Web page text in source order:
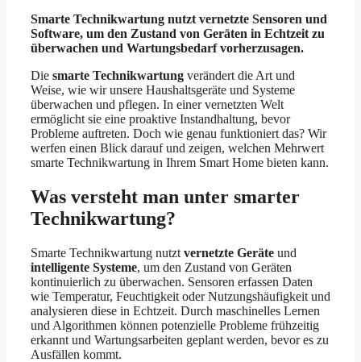
Smarte Technikwartung nutzt vernetzte Sensoren und
Software, um den Zustand von Geräten in Echtzeit zu
überwachen und Wartungsbedarf vorherzusagen.
Die smarte Technikwartung verändert die Art und
Weise, wie wir unsere Haushaltsgeräte und Systeme
überwachen und pflegen. In einer vernetzten Welt
ermöglicht sie eine proaktive Instandhaltung, bevor
Probleme auftreten. Doch wie genau funktioniert das? Wir
werfen einen Blick darauf und zeigen, welchen Mehrwert
smarte Technikwartung in Ihrem Smart Home bieten kann.
Was versteht man unter smarter
Technikwartung?
Smarte Technikwartung nutzt vernetzte Geräte und
intelligente Systeme, um den Zustand von Geräten
kontinuierlich zu überwachen. Sensoren erfassen Daten
wie Temperatur, Feuchtigkeit oder Nutzungshäufigkeit und
analysieren diese in Echtzeit. Durch maschinelles Lernen
und Algorithmen können potenzielle Probleme frühzeitig
erkannt und Wartungsarbeiten geplant werden, bevor es zu
Ausfällen kommt.